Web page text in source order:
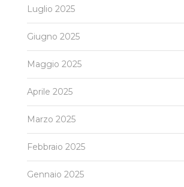
Luglio 2025
Giugno 2025
Maggio 2025
Aprile 2025
Marzo 2025
Febbraio 2025
Gennaio 2025